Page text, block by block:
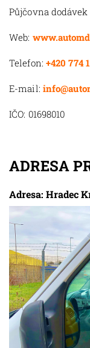
Půjčovna
Web:
Telefon: +420 774
E-mail:
IČO: 01698010
ADRESA
Adresa: Hradec